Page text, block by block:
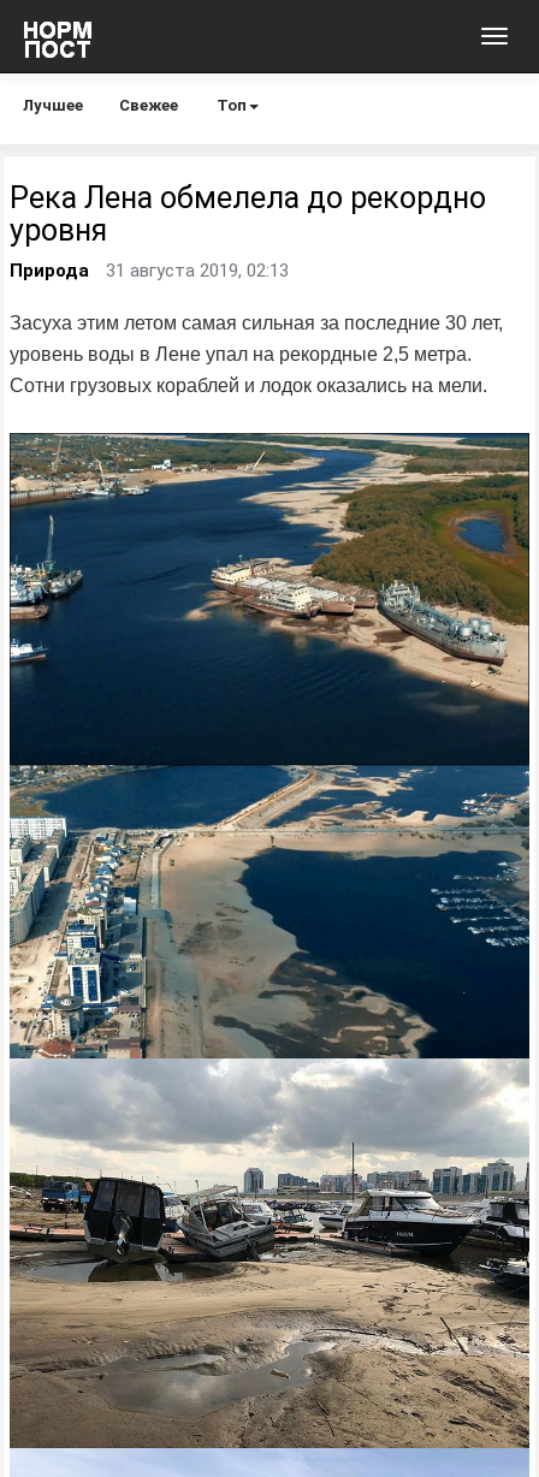
Лучшее Свежее Топ
Река Лена обмелела до рекордно
уровня
Природа 31 августа 2019, 02:13
Засуха этим летом самая сильная за последние 30 лет,
уровень воды в Лене упал на рекордные 2,5 метра.
Сотни грузовых кораблей и лодок оказались на мели.